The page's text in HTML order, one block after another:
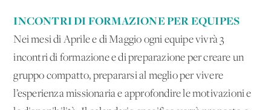
INCONTRI DI FORMAZIONE PER EQUIPES
Nei mesi di Aprile e di Maggio ogni equipe vivrà 3
incontri di formazione e di preparazione per creare un
gruppo compatto, prepararsi al meglio per vivere
l’esperienza missionaria e approfondire le motivazioni e